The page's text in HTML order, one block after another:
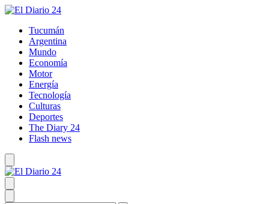
Tucumán
Argentina
Mundo
Economía
Motor
Energía
Tecnología
Culturas
Deportes
The Diary 24
Flash news